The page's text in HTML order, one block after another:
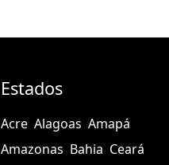
Estados
Acre Alagoas Amapá
Amazonas Bahia Ceará